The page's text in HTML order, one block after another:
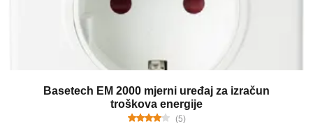
Basetech EM 2000 mjerni uređaj za izračun
troškova energije
(5)